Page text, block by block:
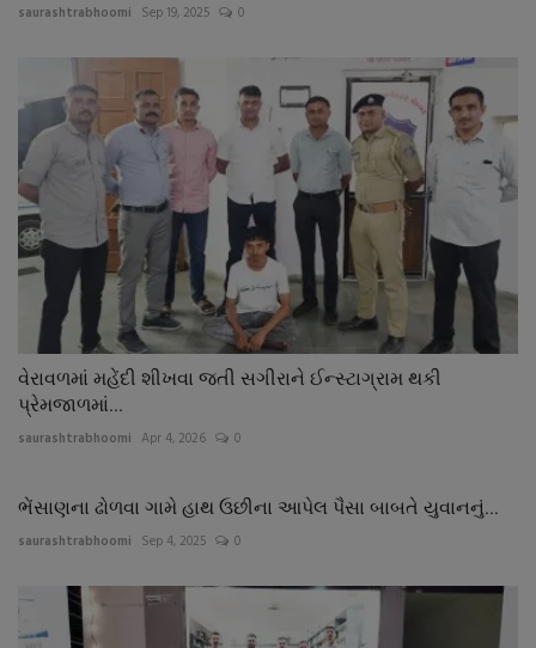
saurashtrabhoomi Sep 19, 2025 0
વેરાવળમાં મહેંદી શીખવા જતી સગીરાને ઈન્સ્ટાગ્રામ થકી
પ્રેમજાળમાં...
saurashtrabhoomi Apr 4, 2026 0
ભેંસાણના ઢોળવા ગામે હાથ ઉછીના આપેલ પૈસા બાબતે યુવાનનું...
saurashtrabhoomi Sep 4, 2025 0